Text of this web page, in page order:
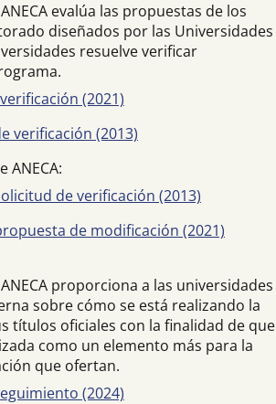
ANECA evalúa las propuestas de los
diseñados por las Universidades
resuelve verificar
(2021)
verificación (2013)
ANECA:
de verificación (2013)
de modificación (2021)
ANECA proporciona a las universidades
sobre cómo se está realizando la
títulos oficiales con la finalidad de que
como un elemento más para la
que ofertan.
(2024)